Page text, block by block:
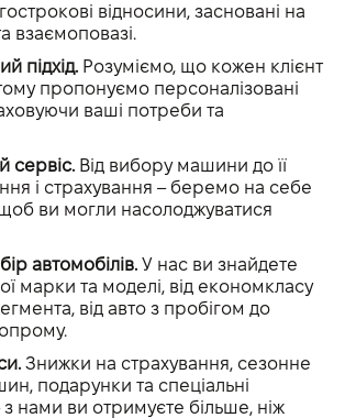
відносини, засновані на
взаємоповазі.
підхід. Розуміємо, що кожен клієнт
пропонуємо персоналізовані
ваші потреби та
сервіс. Від вибору машини до її
і страхування – беремо на себе
щоб ви могли насолоджуватися
автомобілів. У нас ви знайдете
марки та моделі, від економкласу
від авто з пробігом до
Знижки на страхування, сезонне
подарунки та спеціальні
з нами ви отримуєте більше, ніж